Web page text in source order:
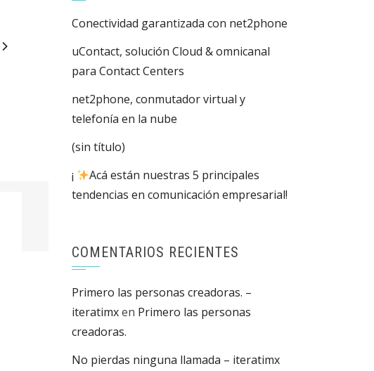
Conectividad garantizada con net2phone
uContact, solución Cloud & omnicanal
para Contact Centers
net2phone, conmutador virtual y
telefonía en la nube
(sin título)
¡
Acá están nuestras 5 principales
tendencias en comunicación empresarial!
COMENTARIOS RECIENTES
Primero las personas creadoras. –
iteratimxen Primero las personas
creadoras.
No pierdas ninguna llamada – iteratimx